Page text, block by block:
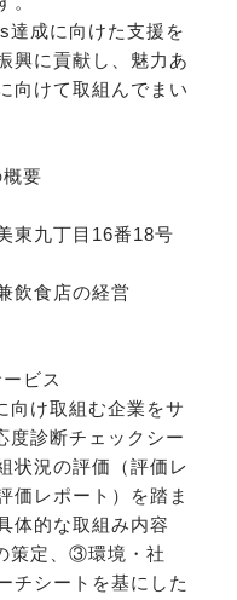
達成に向けた支援を
興に貢献し、魅力あ
向けて取組んでまい
要
東九丁目16番18号
飲食店の経営
ビス
向け取組む企業をサ
診断チェックシー
状況の評価（評価レ
価レポート）を踏ま
体的な取組み内容
策定、③環境・社
チシートを基にした